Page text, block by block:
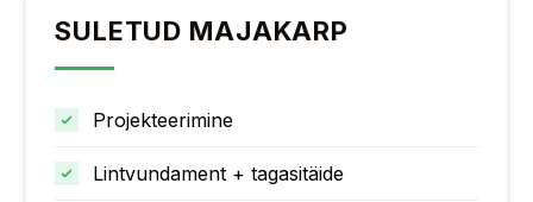
SULETUD MAJAKARP
Projekteerimine
Lintvundament + tagasitäide